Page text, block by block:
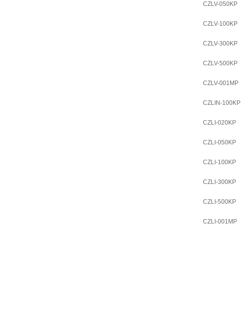
CZLV-050KP
CZLV-100KP
CZLV-300KP
CZLV-500KP
CZLV-001MP
CZLIN-100KP
CZLI-020KP
CZLI-050KP
CZLI-100KP
CZLI-300KP
CZLI-500KP
CZLI-001MP